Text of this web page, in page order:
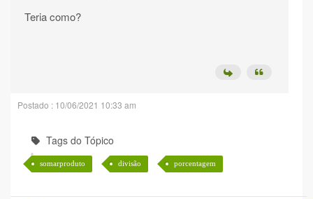
Teria como?
Postado : 10/06/2021 10:33 am
Tags do Tópico
somarproduto divisão porcentagem